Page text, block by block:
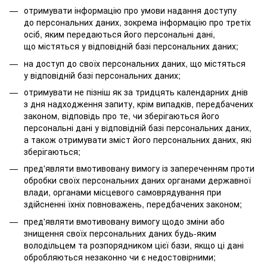
отримувати інформацію про умови надання доступу
до персональних даних, зокрема інформацію про третіх
осіб, яким передаються його персональні дані,
що містяться у відповідній базі персональних даних;
на доступ до своїх персональних даних, що містяться
у відповідній базі персональних даних;
отримувати не пізніш як за тридцять календарних днів
з дня надходження запиту, крім випадків, передбачених
законом, відповідь про те, чи зберігаються його
персональні дані у відповідній базі персональних даних,
а також отримувати зміст його персональних даних, які
зберігаються;
пред'являти вмотивовану вимогу із запереченням проти
обробки своїх персональних даних органами державної
влади, органами місцевого самоврядування при
здійсненні їхніх повноважень, передбачених законом;
пред'являти вмотивовану вимогу щодо зміни або
знищення своїх персональних даних будь-яким
володільцем та розпорядником цієї бази, якщо ці дані
обробляються незаконно чи є недостовірними;